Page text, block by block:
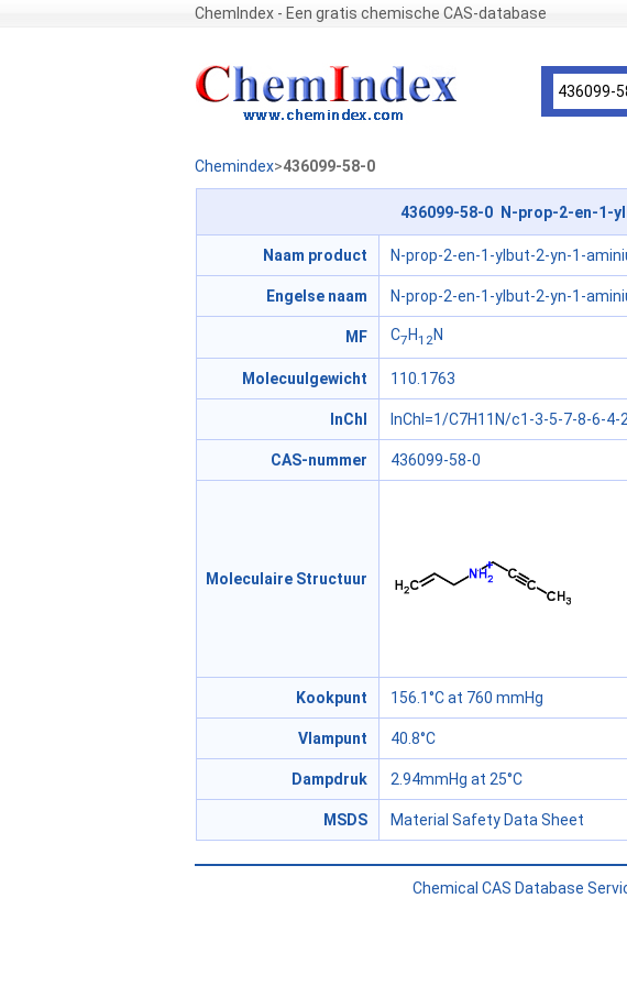
ChemIndex - Een gratis chemische CAS-database
Chemindex>436099-58-0
436099-58-0 N-prop-2-en-1-
Naam product N-prop-2-en-1-ylbut-2-yn-1-
Engelse naam N-prop-2-en-1-ylbut-2-yn-1-
MF C7 H12N
Molecuulgewicht 110.1763
InChI InChI=1/C7H11N/c1-3-5-7-8-6-4-
CAS-nummer 436099-58-0
Moleculaire Structuur
Kookpunt 156.1°C at 760 mmHg
Vlampunt 40.8°C
Dampdruk 2.94mmHg at 25°C
MSDS Material Safety Data Sheet
Chemical CAS Database